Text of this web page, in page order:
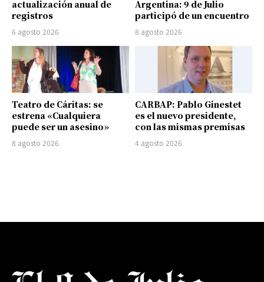
actualización anual de
registros
6 agosto 2026
Argentina: 9 de Julio
participó de un encuentro
8 agosto 2026
Teatro de Cáritas: se
estrena «Cualquiera
puede ser un asesino»
8 agosto 2026
CARBAP: Pablo Ginestet
es el nuevo presidente,
con las mismas premisas
4 agosto 2026